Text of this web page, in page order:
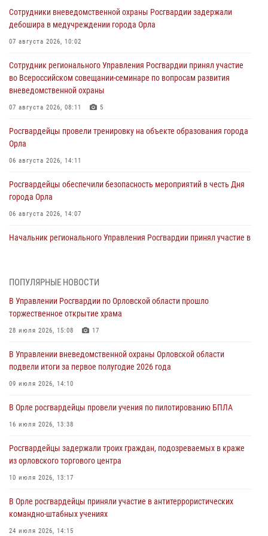
Сотрудники вневедомственной охраны Росгвардии задержали
дебошира в медучреждении города Орла
07 августа 2026, 10:02
Сотрудник регионального Управления Росгвардии принял участие
во Всероссийском совещании-семинаре по вопросам развития
вневедомственной охраны
07 августа 2026, 08:11 5
Росгвардейцы провели тренировку на объекте образования города
Орла
06 августа 2026, 14:11
Росгвардейцы обеспечили безопасность мероприятий в честь Дня
города Орла
06 августа 2026, 14:07
Начальник регионального Управления Росгвардии принял участие в
первое полугодие
05 августа 2026, 13:12
совершении противоправных действий
04 августа 2026, 14:21
04 августа 2026, 14:06
предоставлении госуслуг
03 августа 2026, 14:30
ПОПУЛЯРНЫЕ НОВОСТИ
В Управлении Росгвардии по Орловской области прошло
торжественное открытие храма
28 июля 2026, 15:08 17
В Управлении вневедомственной охраны Орловской области
подвели итоги за первое полугодие 2026 года
09 июля 2026, 14:10
В Орле росгвардейцы провели учения по пилотированию БПЛА
16 июля 2026, 13:38
Росгвардейцы задержали троих граждан, подозреваемых в краже
из орловского торгового центра
10 июля 2026, 13:17
В Орле росгвардейцы приняли участие в антитеррористических
командно-штабных учениях
24 июля 2026, 14:15